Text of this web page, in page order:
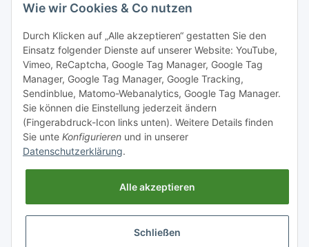
Informationen
Gesetzliche Informationen
* Alle Preise inkl. gesetzlicher USt., zzgl.Versand
Wie wir Cookies & Co nutzen
Durch Klicken auf „Alle akzeptieren“ gestatten Sie den
Einsatz folgender Dienste auf unserer Website: YouTube,
Vimeo, ReCaptcha, Google Tag Manager, Google Tag
Manager, Google Tag Manager, Google Tracking,
Sendinblue, Matomo-Webanalytics, Google Tag Manager.
Sie können die Einstellung jederzeit ändern
(Fingerabdruck-Icon links unten). Weitere Details finden
Sie unte Konfigurieren und in unserer
Datenschutzerklärung.
Alle akzeptieren
Schließen